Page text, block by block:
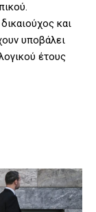
και
υποβάλει
έτους